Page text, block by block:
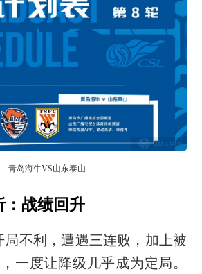
青岛海牛VS山东泰山
：战绩回升
局不利，遭遇三连败，加上被
一度让降级几乎成为定局。